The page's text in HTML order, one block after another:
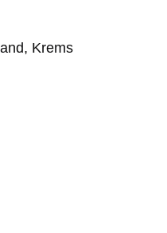
Krems